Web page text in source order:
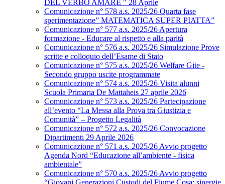
DEL VERBO AMARE " 28 Aprile
Comunicazione n° 578 a.s. 2025/26 Quarta fase
sperimentazione” MATEMATICA SUPER PIATTA”
Comunicazione n° 577 a.s. 2025/26 Apertura
formazione - Educare al rispetto e alla parità
Comunicazione n° 576 a.s. 2025/26 Simulazione Prove
scritte e colloquio dell’Esame di Stato
Comunicazione n° 575 a.s. 2025/26 Welfare Gite -
Secondo gruppo uscite programmate
Comunicazione n° 574 a.s. 2025/26 Visita alunni
Scuola Primaria De Mattaheis 27 aprile 2026
Comunicazione n° 573 a.s. 2025/26 Partecipazione
all’evento “La Messa alla Prova tra Giustizia e
Comunità” – Progetto Legalità
Comunicazione n° 572 a.s. 2025/26 Convocazione
Dipartimenti 29 Aprile 2026
Comunicazione n° 571 a.s. 2025/26 Avvio progetto
Agenda Nord “Educazione all’ambiente - fisica
ambientale”
Comunicazione n° 570 a.s. 2025/26 Avvio progetto